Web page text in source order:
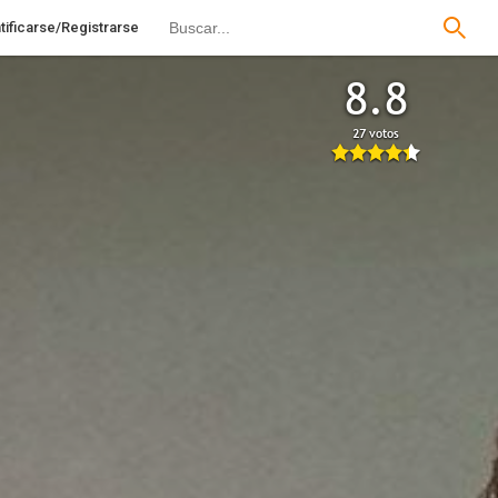
Registrarse
8.8
27 votos